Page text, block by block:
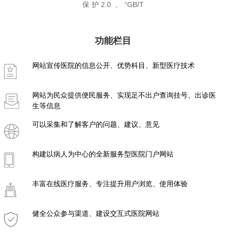
支持管理员多模版
风格，不同专题可
使用定制化专属风
协助制作头部大宣
传图。
保护2.0 、“GB/T
过数次安全渗透和
保护要求。基于人
工智能提供错别字
能、中英文智能检
被篡改等监测。
统、楼层导引系
科室展示库、医生
功能栏目
网站宣传医院的信息公开、优势科目、新型医疗技术
网站为民众提供便民服务、实现足不出户查询挂号、出诊医
生等信息
可以采集和了解客户的问题、建议、意见
构建以病人为中心的全新服务型医院门户网站
丰富在线医疗服务、专注提升用户浏览、使用体验
健全公众参与渠道、建设交互式医院网站